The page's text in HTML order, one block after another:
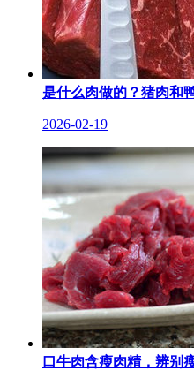
是什么肉做的？猪肉和
2026-02-19
口牛肉含瘦肉精，辨别